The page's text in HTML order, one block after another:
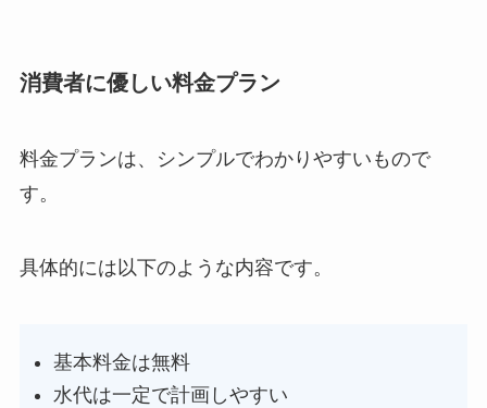
消費者に優しい料金プラン
料金プランは、シンプルでわかりやすいもので
す。
具体的には以下のような内容です。
基本料金は無料
水代は一定で計画しやすい